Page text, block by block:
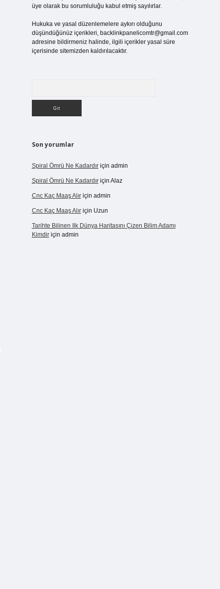
üye olarak bu sorumluluğu kabul etmiş sayılırlar.
Hukuka ve yasal düzenlemelere aykırı olduğunu
düşündüğünüz içerikleri, backlinkpanelicomtr@gmail.com
adresine bildirmeniz halinde, ilgili içerikler yasal süre
içerisinde sitemizden kaldırılacaktır.
Son yorumlar
Spiral Ömrü Ne Kadardıriçin admin
Spiral Ömrü Ne Kadardıriçin Alaz
Cnc Kaç Maaş Alıriçin admin
Cnc Kaç Maaş Alıriçin Uzun
Tarihte Bilinen Ilk Dünya Haritasını Çizen Bilim Adamı
Kimdiriçin admin